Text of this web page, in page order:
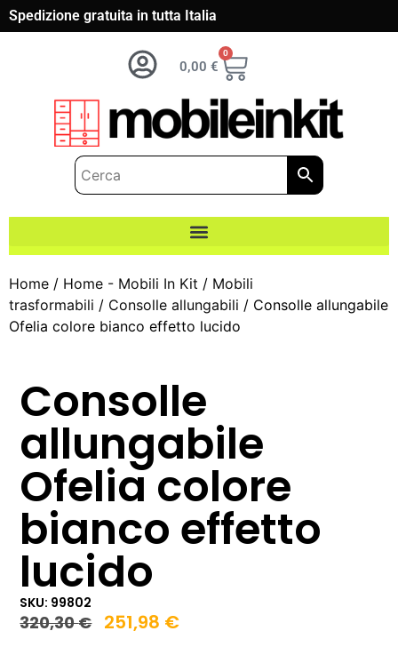
Spedizione gratuita in tutta Italia
0,00 €
0
Home / Home - Mobili In Kit / Mobili
trasformabili / Consolle allungabili / Consolle allungabile
Ofelia colore bianco effetto lucido
Consolle
allungabile
Ofelia colore
bianco effetto
lucido
SKU: 99802
320,30€ 251,98 €